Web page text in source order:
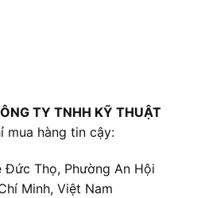
TY TNHH KỸ THUẬT
mua hàng tin cậy:
Đức Thọ, Phường An Hội
Minh, Việt Nam